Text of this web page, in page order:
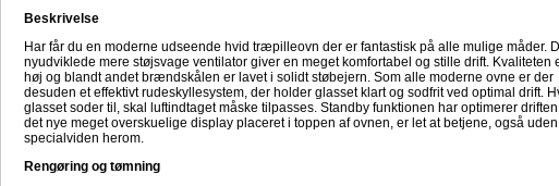
Beskrivelse
Har får du en moderne udseende hvid træpilleovn der er fantastisk på alle mulige måder.
nyudviklede mere støjsvage ventilator giver en meget komfortabel og stille drift. Kvaliteten
høj og blandt andet brændskålen er lavet i solidt støbejern. Som alle moderne ovne er der
desuden et effektivt rudeskyllesystem, der holder glasset klart og sodfrit ved optimal drift.
glasset soder til, skal luftindtaget måske tilpasses. Standby funktionen har optimerer
det nye meget overskuelige display placeret i toppen af ovnen, er let at betjene, også uden
specialviden herom.
Rengøring og tømning